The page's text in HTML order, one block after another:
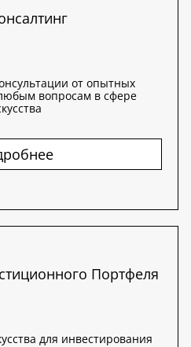
от опытных
вопросам в сфере
Портфеля
для инвестирования